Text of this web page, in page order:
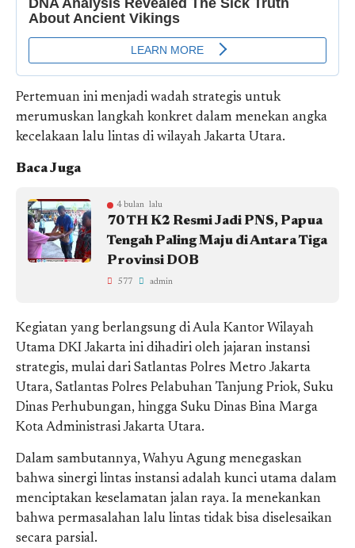
Pertemuan ini menjadi wadah strategis untuk
merumuskan langkah konkret dalam menekan angka
kecelakaan lalu lintas di wilayah Jakarta Utara.
Baca Juga
4 bulan lalu
70 TH K2 Resmi Jadi PNS, Papua
Tengah Paling Maju di Antara Tiga
Provinsi DOB
577 admin
Kegiatan yang berlangsung di Aula Kantor Wilayah
Utama DKI Jakarta ini dihadiri oleh jajaran instansi
strategis, mulai dari Satlantas Polres Metro Jakarta
Utara, Satlantas Polres Pelabuhan Tanjung Priok, Suku
Dinas Perhubungan, hingga Suku Dinas Bina Marga
Kota Administrasi Jakarta Utara.
Dalam sambutannya, Wahyu Agung menegaskan
bahwa sinergi lintas instansi adalah kunci utama dalam
menciptakan keselamatan jalan raya. Ia menekankan
bahwa permasalahan lalu lintas tidak bisa diselesaikan
secara parsial.